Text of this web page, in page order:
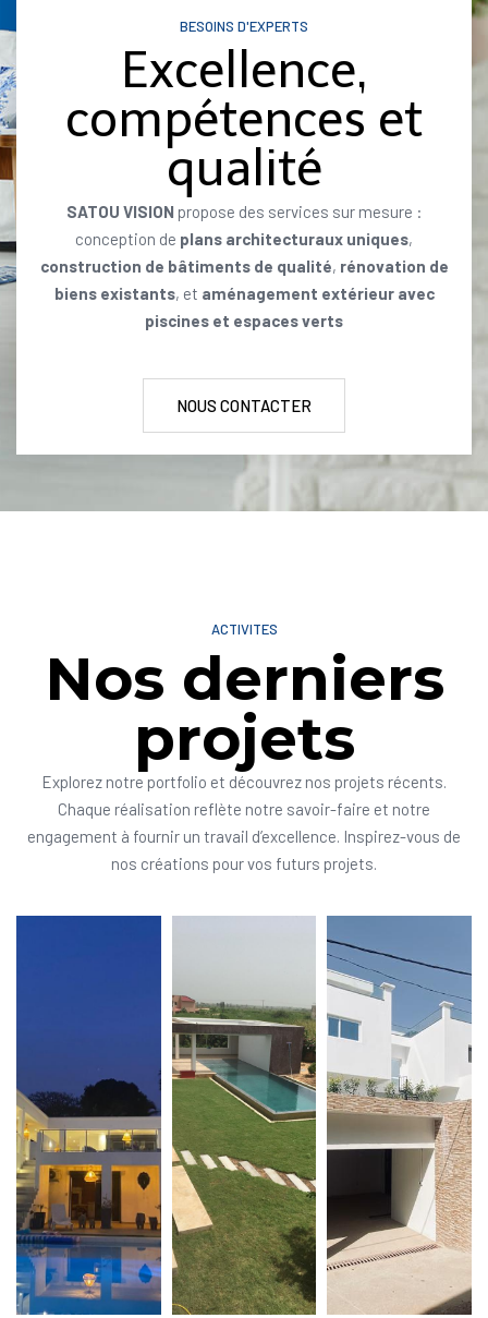
BESOINS D'EXPERTS
Excellence,
compétences et
qualité
SATOU VISION propose des services sur mesure :
conception de plans architecturaux uniques,
construction de bâtiments de qualité, rénovation de
biens existants, et aménagement extérieur avec
piscines et espaces verts
NOUS CONTACTER
ACTIVITES
Nos derniers
projets
Explorez notre portfolio et découvrez nos projets récents.
Chaque réalisation reflète notre savoir-faire et notre
engagement à fournir un travail d’excellence. Inspirez-vous de
nos créations pour vos futurs projets.